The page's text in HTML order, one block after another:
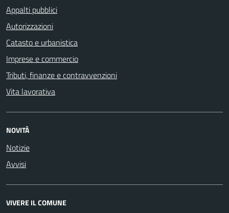
Appalti pubblici
Autorizzazioni
Catasto e urbanistica
Imprese e commercio
Tributi, finanze e contravvenzioni
Vita lavorativa
NOVITÀ
Notizie
Avvisi
VIVERE IL COMUNE